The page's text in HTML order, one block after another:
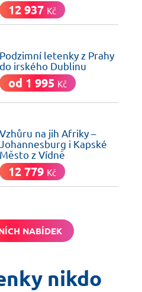
12 937 Kč
Podzimní letenky z Prahy
do irského Dublinu
od 1 995 Kč
Vzhůru na jih Afriky –
Johannesburg i Kapské
Město z Vídně
12 779 Kč
NABÍDEK
nikdo